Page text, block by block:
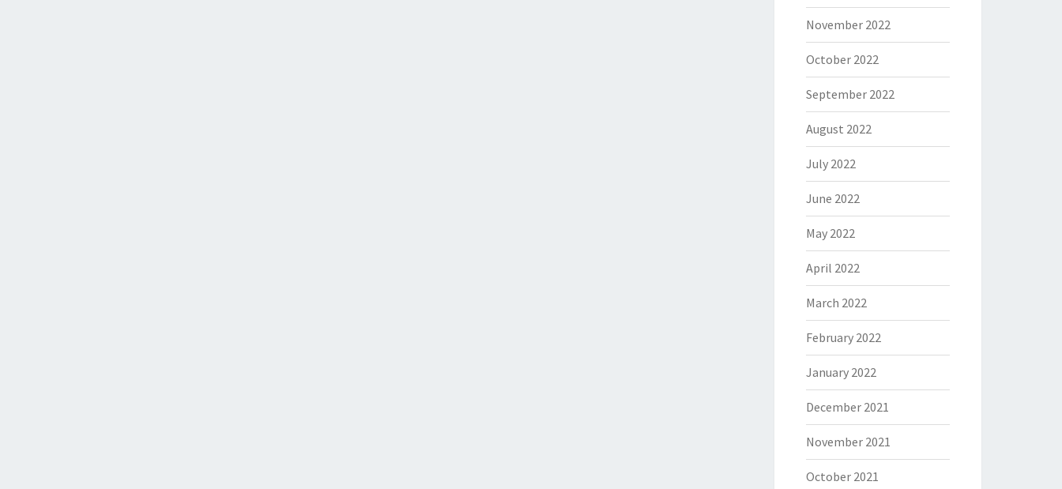
November 2022
October 2022
September 2022
August 2022
July 2022
June 2022
May 2022
April 2022
March 2022
February 2022
January 2022
December 2021
November 2021
October 2021